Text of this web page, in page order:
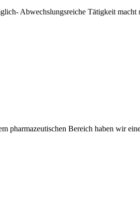
Abwechslungsreiche Tätigkeit macht
pharmazeutischen Bereich haben wir